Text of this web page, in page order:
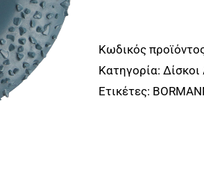
#14
''FLEX'',
ΞΥΛΟΥ/
Κωδικός
Κατηγορία: Δίσκοι
Ετικέτες: